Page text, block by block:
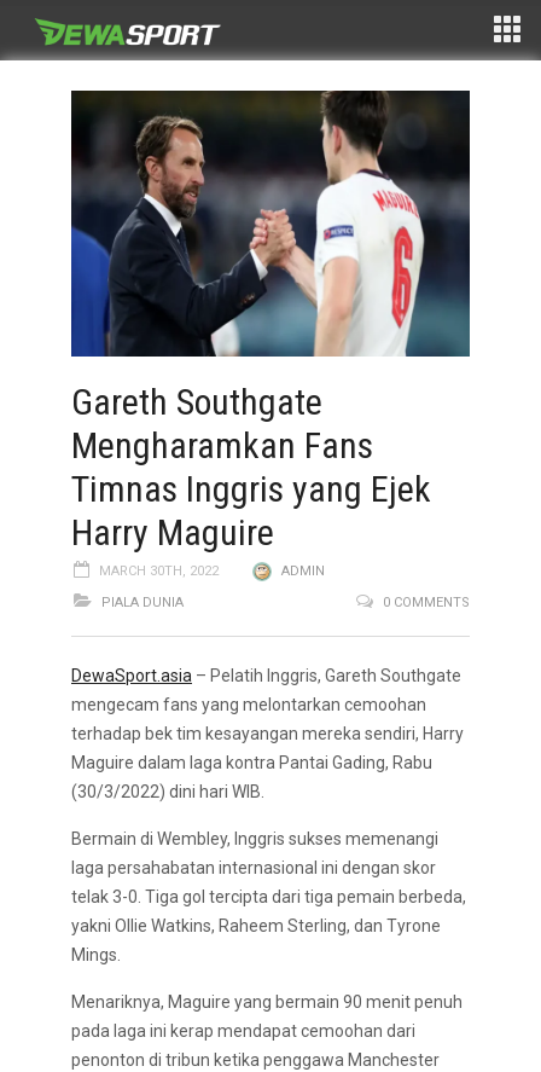
Gareth Southgate
Mengharamkan Fans
Timnas Inggris yang Ejek
Harry Maguire
MARCH 30TH, 2022
ADMIN
PIALA DUNIA
0 COMMENTS
DewaSport.asia – Pelatih Inggris, Gareth Southgate
mengecam fans yang melontarkan cemoohan
terhadap bek tim kesayangan mereka sendiri, Harry
Maguire dalam laga kontra Pantai Gading, Rabu
(30/3/2022) dini hari WIB.
Bermain di Wembley, Inggris sukses memenangi
laga persahabatan internasional ini dengan skor
telak 3-0. Tiga gol tercipta dari tiga pemain berbeda,
yakni Ollie Watkins, Raheem Sterling, dan Tyrone
Mings.
Menariknya, Maguire yang bermain 90 menit penuh
pada laga ini kerap mendapat cemoohan dari
penonton di tribun ketika penggawa Manchester